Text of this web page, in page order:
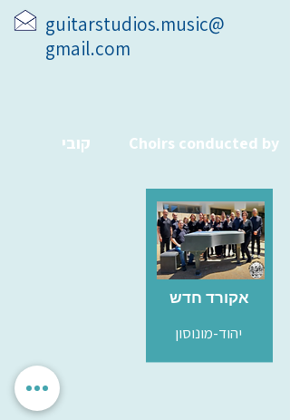
guitarstudios.music@
gmail.com
קובי Choirs conducted by
אקורד חדש
יהוד-מונוסון